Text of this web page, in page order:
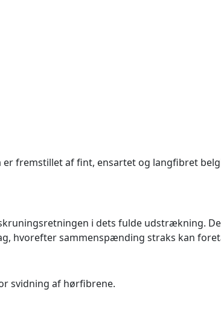
fremstillet af fint, ensartet og langfibret
i dets fulde udstrækning.
hvorefter sammenspænding straks kan
svidning af hørfibrene.